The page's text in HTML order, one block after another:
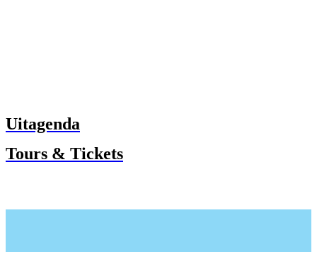
Uitagenda
Tours & Tickets